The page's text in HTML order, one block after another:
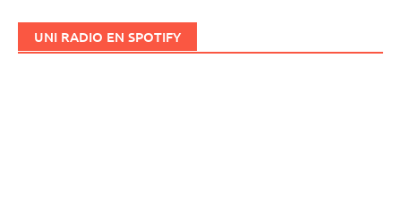
UNI RADIO EN SPOTIFY